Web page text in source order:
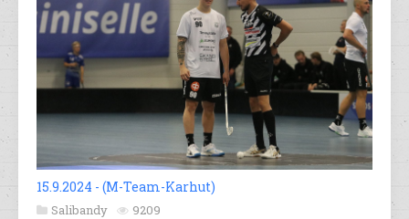
15.9.2024 - (M-Team-Karhut)
Salibandy 9209